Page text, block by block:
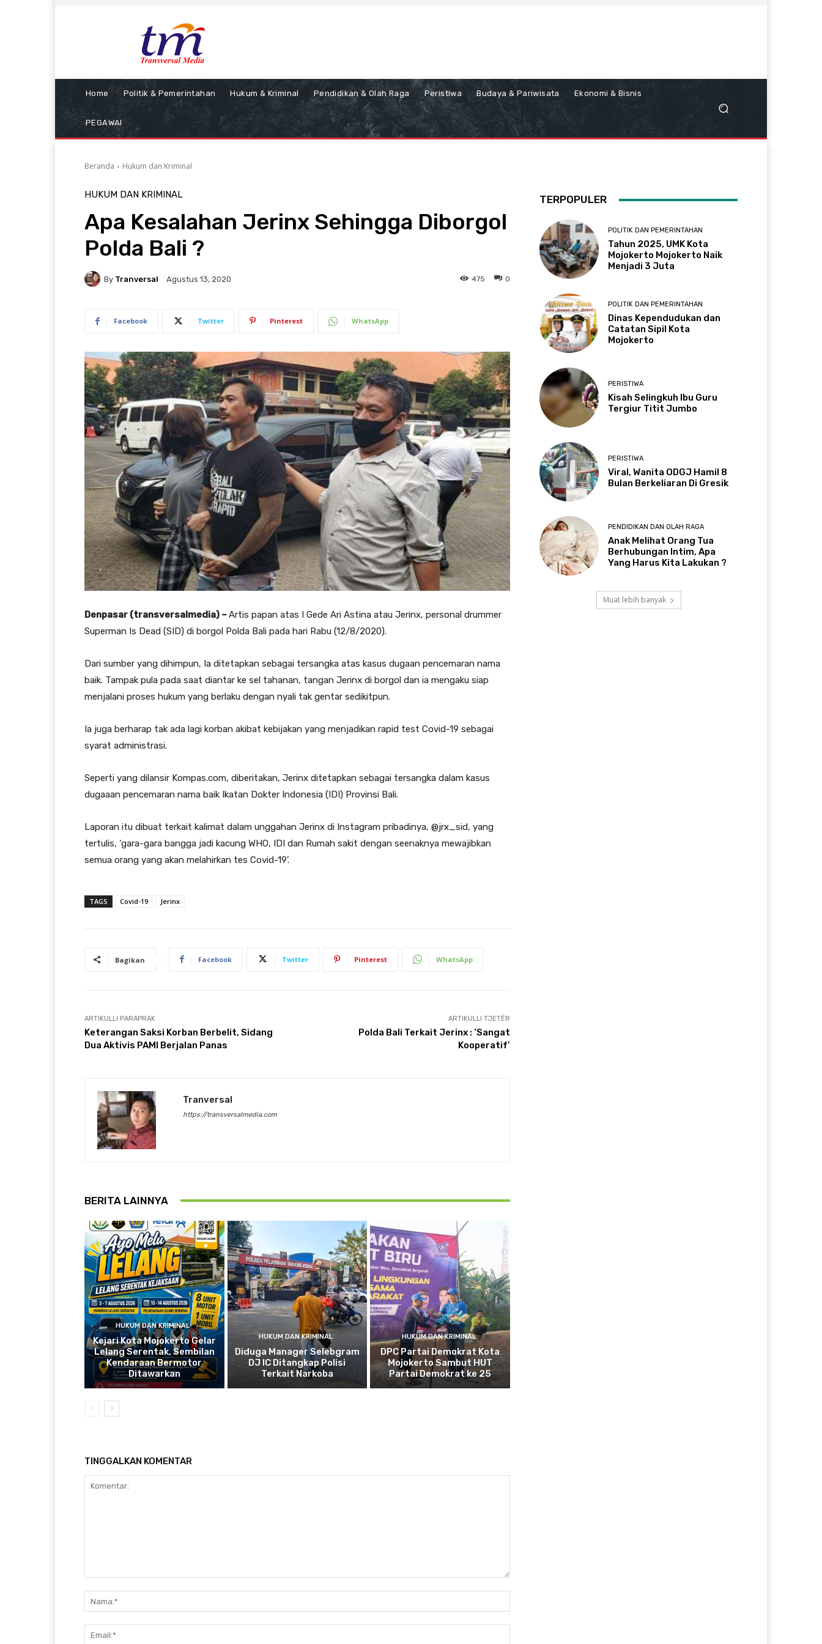
Home Politik & Pemerintahan Hukum & Kriminal Pendidikan & Olah Raga Peristiwa Budaya & Pariwisata Ekonomi & Bisnis
PEGAWAI
Beranda Hukum dan Kriminal
HUKUM DAN KRIMINAL
Apa Kesalahan Jerinx Sehingga Diborgol
Polda Bali ?
By Tranversal Agustus 13, 2020 0
475
Facebook Twitter Pinterest WhatsApp
Denpasar (transversalmedia) –Artis papan atas I Gede Ari Astina atau Jerinx, personal drummer
Superman Is Dead (SID) di borgol Polda Bali pada hari Rabu (12/8/2020).
Dari sumber yang dihimpun, Ia ditetapkan sebagai tersangka atas kasus dugaan pencemaran nama
baik. Tampak pula pada saat diantar ke sel tahanan, tangan Jerinx di borgol dan ia mengaku siap
menjalani proses hukum yang berlaku dengan nyali tak gentar sedikitpun.
Ia juga berharap tak ada lagi korban akibat kebijakan yang menjadikan rapid test Covid-19 sebagai
syarat administrasi.
Seperti yang dilansir Kompas.com, diberitakan, Jerinx ditetapkan sebagai tersangka dalam kasus
dugaaan pencemaran nama baik Ikatan Dokter Indonesia (IDI) Provinsi Bali.
Laporan itu dibuat terkait kalimat dalam unggahan Jerinx di Instagram pribadinya, @jrx_sid, yang
tertulis, ‘gara-gara bangga jadi kacung WHO, IDI dan Rumah sakit dengan seenaknya mewajibkan
semua orang yang akan melahirkan tes Covid-19’.
TAGS Covid-19 Jerinx
Bagikan Facebook Twitter Pinterest WhatsApp
ARTIKULLI PARAPRAK
Keterangan Saksi Korban Berbelit, Sidang
Dua Aktivis PAMI Berjalan Panas
ARTIKULLI TJETËR
Polda Bali Terkait Jerinx : ‘Sangat
Kooperatif’
Tranversal
https://transversalmedia.com
BERITA LAINNYA
HUKUM DAN KRIMINAL
Kejari Kota Mojokerto Gelar
Lelang Serentak, Sembilan
Kendaraan Bermotor
Ditawarkan
HUKUM DAN KRIMINAL
Diduga Manager Selebgram
DJ IC Ditangkap Polisi
Terkait Narkoba
HUKUM DAN KRIMINAL
DPC Partai Demokrat Kota
Mojokerto Sambut HUT
Partai Demokrat ke 25
TINGGALKAN KOMENTAR
TERPOPULER
POLITIK DAN PEMERINTAHAN
Tahun 2025, UMK Kota
Mojokerto Mojokerto Naik
Menjadi 3 Juta
POLITIK DAN PEMERINTAHAN
Dinas Kependudukan dan
Catatan Sipil Kota
Mojokerto
PERISTIWA
Kisah Selingkuh Ibu Guru
Tergiur Titit Jumbo
PERISTIWA
Viral, Wanita ODGJ Hamil 8
Bulan Berkeliaran Di Gresik
PENDIDIKAN DAN OLAH RAGA
Anak Melihat Orang Tua
Berhubungan Intim, Apa
Yang Harus Kita Lakukan ?
Muat lebih banyak